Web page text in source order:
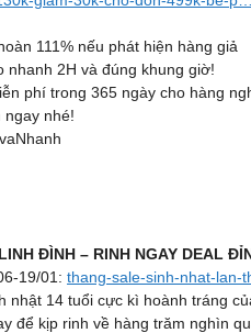
111% nếu phát hiện hàng giả
nhanh 2H và đúng khung giờ!
phí trong 365 ngày cho hàng
ngay nhé!
ĐÌNH – RINH NGAY DEAL
19/01: thang-sale-sinh-nhat-lan-
nhật 14 tuổi cực kì hoành tráng
để kịp rinh về hàng trăm nghìn